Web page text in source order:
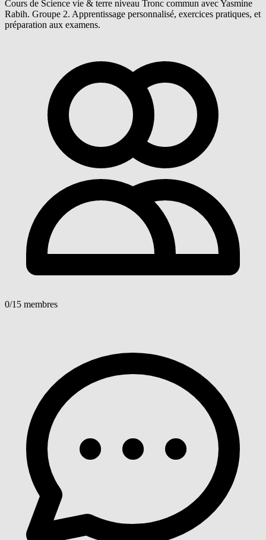
Cours de Science vie & terre niveau Tronc commun avec Yasmine
Rabih. Groupe 2. Apprentissage personnalisé, exercices pratiques, et
préparation aux examens.
0/15 membres